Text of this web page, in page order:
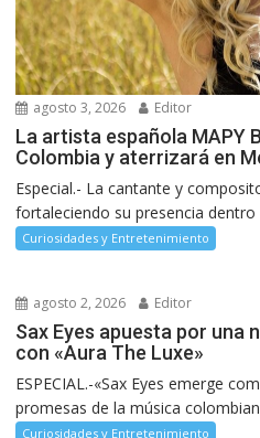
agosto 3, 2026 Editor
La artista española MAPY
Colombia y aterrizará en
Especial.- La cantante y
fortaleciendo su presencia dentro
Curiosidades y Entretenimiento
agosto 2, 2026 Editor
Sax Eyes apuesta por una
con «Aura The Luxe»
ESPECIAL.-«Sax Eyes emerge
promesas de la música
Curiosidades y Entretenimiento